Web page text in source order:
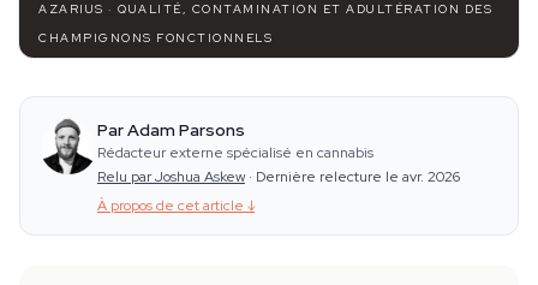
AZARIUS · QUALITÉ, CONTAMINATION ET ADULTÉRATION DES
CHAMPIGNONS FONCTIONNELS
Par Adam Parsons
Rédacteur externe spécialisé en cannabis
Relu par Joshua Askew · Dernière relecture le avr. 2026
À propos de cet article ↓